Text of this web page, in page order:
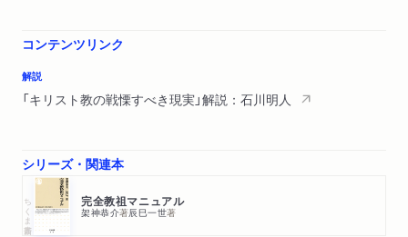
コンテンツリンク
解説
「キリスト教の戦慄すべき現実」解説：石川明人
シリーズ・関連本
ちくま新書 完全教祖マニュアル
架神恭介著辰巳一世著